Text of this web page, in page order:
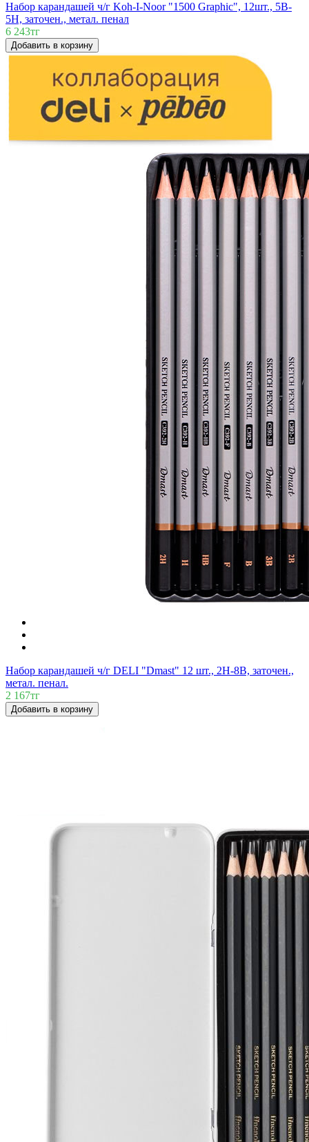
Набор карандашей ч/г Koh-I-Noor "1500 Graphic", 12шт., 5B-
5H, заточен., метал. пенал
6 243тг
Добавить в корзину
Набор карандашей ч/г DELI "Dmast" 12 шт., 2H-8B, заточен.,
метал. пенал.
2 167тг
Добавить в корзину